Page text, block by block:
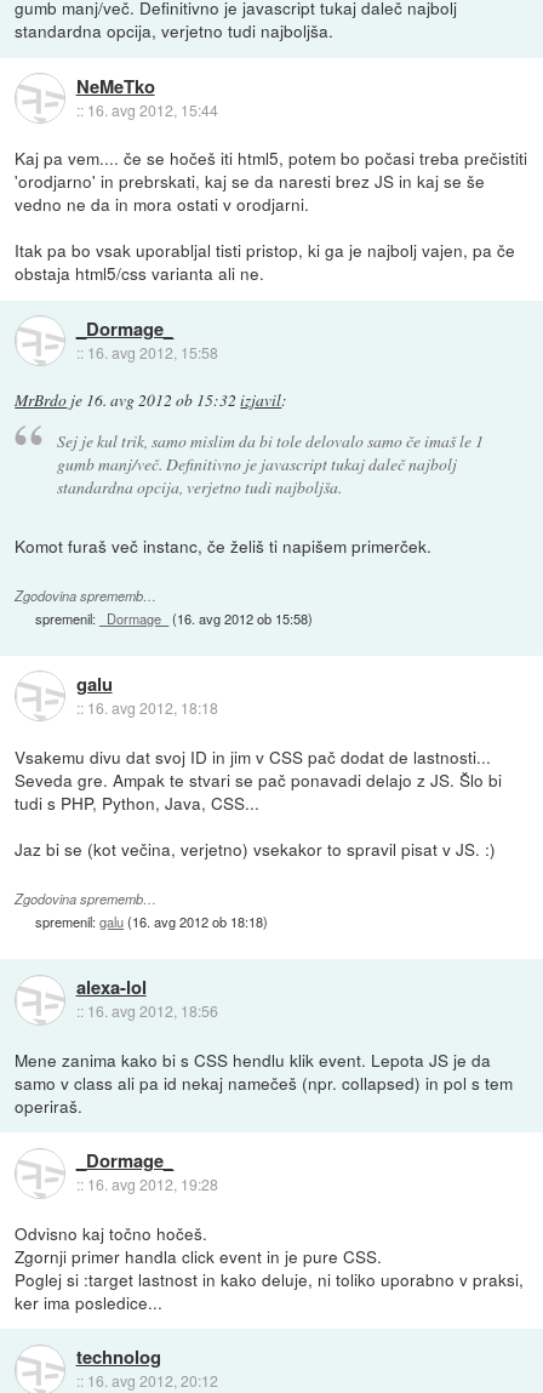
gumb manj/več. Definitivno je javascript tukaj daleč najbolj
standardna opcija, verjetno tudi najboljša.
NeMeTko
:: 16. avg 2012, 15:44
Kaj pa vem.... če se hočeš iti html5, potem bo počasi treba prečistiti
'orodjarno' in prebrskati, kaj se da naresti brez JS in kaj se še
vedno ne da in mora ostati v orodjarni.
Itak pa bo vsak uporabljal tisti pristop, ki ga je najbolj vajen, pa če
obstaja html5/css varianta ali ne.
_Dormage_
:: 16. avg 2012, 15:58
MrBrdo je 16. avg 2012 ob 15:32 izjavil:
Sej je kul trik, samo mislim da bi tole delovalo samo če imaš le 1
gumb manj/več. Definitivno je javascript tukaj daleč najbolj
standardna opcija, verjetno tudi najboljša.
Komot furaš več instanc, če želiš ti napišem primerček.
Zgodovina sprememb…
spremenil: _Dormage_ (16. avg 2012 ob 15:58)
galu
:: 16. avg 2012, 18:18
Vsakemu divu dat svoj ID in jim v CSS pač dodat de lastnosti...
Seveda gre. Ampak te stvari se pač ponavadi delajo z JS. Šlo bi
tudi s PHP, Python, Java, CSS...
Jaz bi se (kot večina, verjetno) vsekakor to spravil pisat v JS. :)
Zgodovina sprememb…
spremenil:galu(16. avg 2012 ob 18:18)
alexa-lol
:: 16. avg 2012, 18:56
Mene zanima kako bi s CSS hendlu klik event. Lepota JS je da
samo v class ali pa id nekaj namečeš (npr. collapsed) in pol s tem
operiraš.
_Dormage_
:: 16. avg 2012, 19:28
Odvisno kaj točno hočeš.
Zgornji primer handla click event in je pure CSS.
Poglej si :target lastnost in kako deluje, ni toliko uporabno v praksi,
ker ima posledice...
technolog
:: 16. avg 2012, 20:12